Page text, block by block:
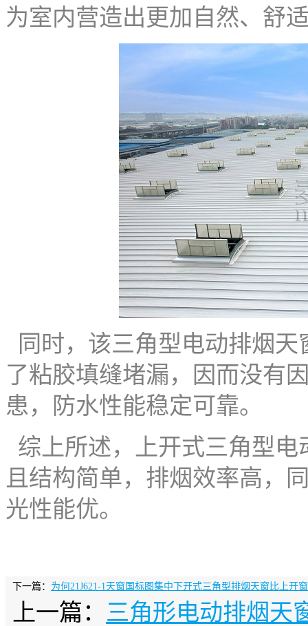
为室内营造出更加自然、舒
同时，该三角型电动排烟
了粘胶填缝堵漏，因而没有
患，防水性能稳定可靠。
综上所述，上开式三角型
且结构简单，排烟效率高，
光性能优。
下一篇： 为何21J621-1天窗国标图集中下开式三角型排烟天窗比上开
上一篇： 三角形电动排烟天